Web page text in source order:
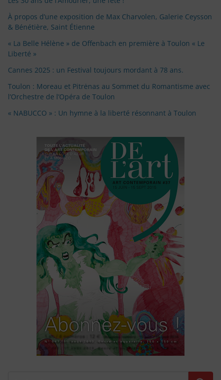
À propos d’une exposition de Max Charvolen, Galerie Ceysson
& Bénétière, Saint Étienne
« La Belle Hélène » de Offenbach en première à Toulon « Le
Liberté »
Cannes 2025 : un Festival toujours mordant à 78 ans.
Toulon : Moreau et Pitrėnas au Sommet du Romantisme avec
l’Orchestre de l’Opéra de Toulon
« NABUCCO » : Un hymne à la liberté résonnant à Toulon